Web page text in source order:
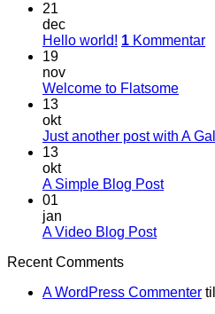
21
dec
Hello world! 1 Kommentar
19
nov
Welcome to Flatsome
13
okt
Just another post with A
13
okt
A Simple Blog Post
01
jan
A Video Blog Post
Recent Comments
A WordPress Commenter til